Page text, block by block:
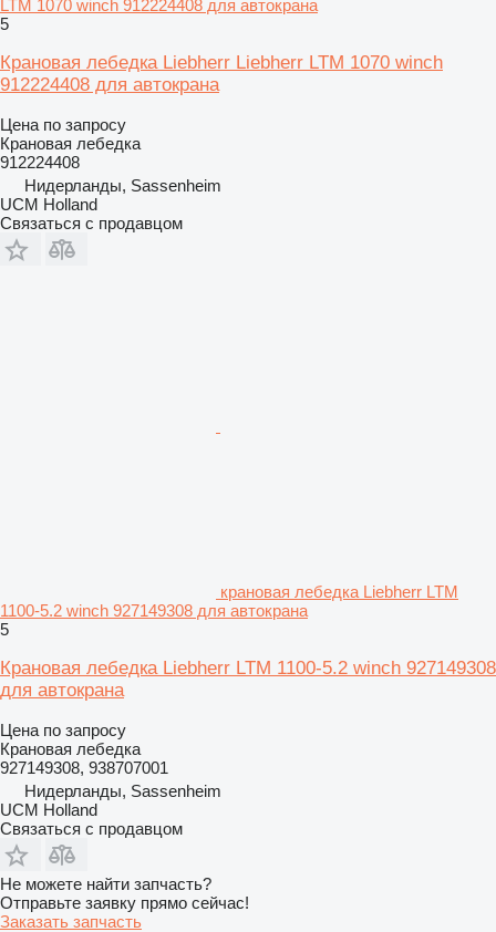
LTM 1070 winch 912224408 для автокрана
5
Крановая лебедка Liebherr Liebherr LTM 1070 winch
912224408 для автокрана
Цена по запросу
Крановая лебедка
912224408
Нидерланды, Sassenheim
UCM Holland
Связаться с продавцом
крановая лебедка Liebherr LTM
1100-5.2 winch 927149308 для автокрана
5
Крановая лебедка Liebherr LTM 1100-5.2 winch 927149308
для автокрана
Цена по запросу
Крановая лебедка
927149308, 938707001
Нидерланды, Sassenheim
UCM Holland
Связаться с продавцом
Не можете найти запчасть?
Отправьте заявку прямо сейчас!
Заказать запчасть